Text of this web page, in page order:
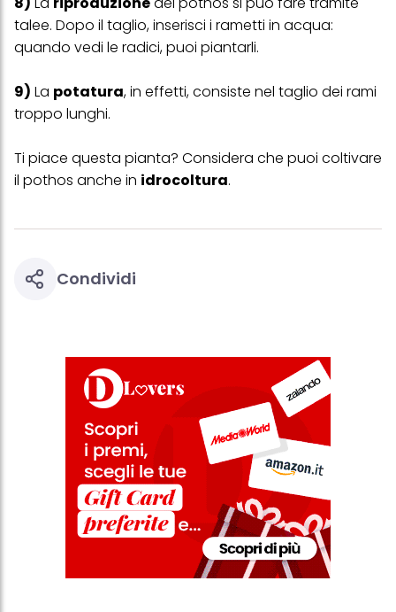
talee. Dopo il taglio, inserisci i rametti in acqua:
quando vedi le radici, puoi piantarli.
9) La potatura, in effetti, consiste nel taglio dei rami
troppo lunghi.
Ti piace questa pianta? Considera che puoi coltivare
il pothos anche in idrocoltura.
Condividi
acconsenti all'uso dei cookie e al trattamento dei tuoi dati
personali per tutte le finalità sopra indicate. Se fai clic su "Rifiuta",
verranno utilizzati solo i cookie tecnicamente necessari per fornirti